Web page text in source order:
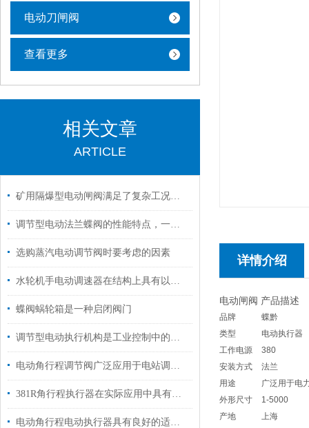
电动刀闸阀
查看更多
相关文章
ARTICLE
矿用隔爆型电动闸阀满足了复杂工况下的多样化需求
调节型电动法兰蝶阀的性能特点，一看便知
选购蒸汽电动调节阀时要考虑的因素
水轮机手电动调速器在结构上具有以下特点
蝶阀蜗轮箱是一种启闭阀门
调节型电动执行机构是工业控制中的一个重要环节
电动角行程调节阀广泛应用于电站调节系统中使用
381R角行程执行器在实际应用中具有重要的意义
电动角行程电动执行器具有良好的适应性
详情介绍
电动闸阀 产品描述
品牌
蝶黔
类型
电动执行器
工作电源
380
安装方式
法兰
用途
广泛用于电
外形尺寸
1-5000
产地
上海